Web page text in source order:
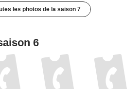
les photos de la saison 7
6